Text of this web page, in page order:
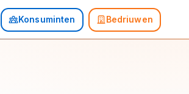
Konsuminten Bedriuwen